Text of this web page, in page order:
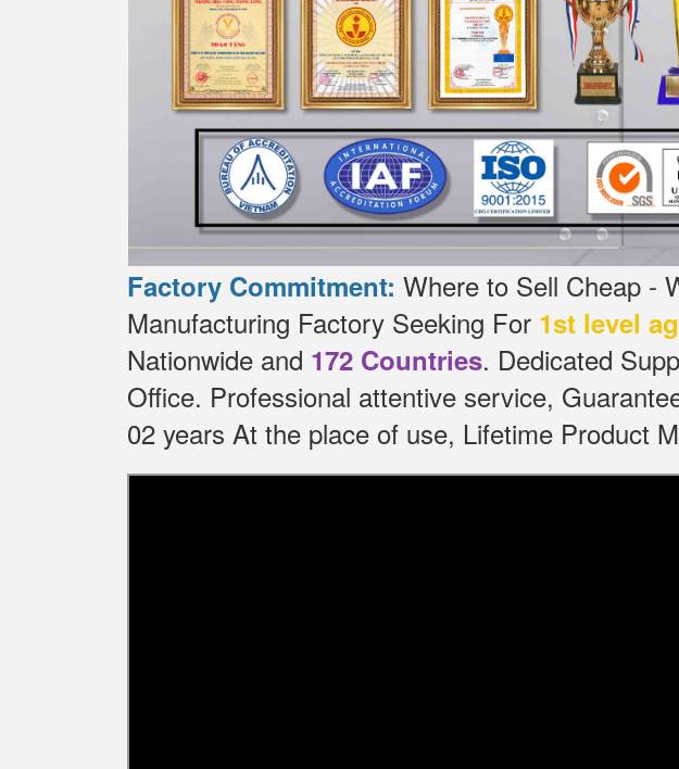
Factory Commitment: Where to Sell Cheap -
Manufacturing Factory Seeking For 1st level
Nationwide and 172 Countries. Dedicated
Office. Professional attentive service,
02 years At the place of use, Lifetime Product